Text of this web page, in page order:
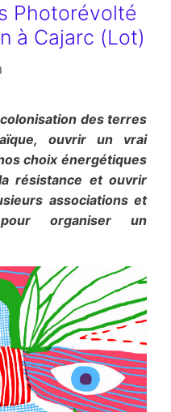
Photorévolté
à Cajarc (Lot)
des terres
ouvrir un vrai
choix énergétiques
résistance et ouvrir
associations et
pour organiser un